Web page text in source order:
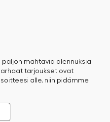
mahtavia alennuksia
tarjoukset ovat
alle, niin pidämme